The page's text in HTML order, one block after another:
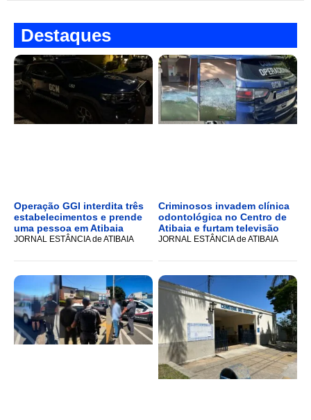
Destaques
Operação GGI interdita três
estabelecimentos e prende
uma pessoa em Atibaia
JORNAL ESTÂNCIA de ATIBAIA
Criminosos invadem clínica
odontológica no Centro de
Atibaia e furtam televisão
JORNAL ESTÂNCIA de ATIBAIA